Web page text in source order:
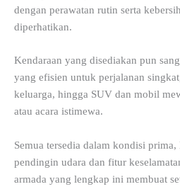
dengan perawatan rutin serta
diperhatikan.
Kendaraan yang disediakan pun
yang efisien untuk perjalanan
keluarga, hingga SUV dan mobil
atau acara istimewa.
Semua tersedia dalam kondisi
pendingin udara dan fitur
armada yang lengkap ini membuat